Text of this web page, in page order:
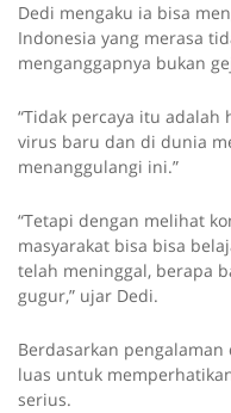
Dedi mengaku ia bisa
Indonesia yang merasa
menganggapnya bukan
“Tidak percaya itu
virus baru dan di dunia
menanggulangi ini.”
“Tetapi dengan melihat
masyarakat bisa bisa
telah meninggal, berapa
gugur,” ujar Dedi.
Berdasarkan
luas untuk
serius.